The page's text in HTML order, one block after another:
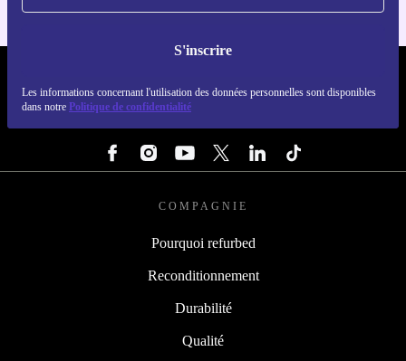
S'inscrire
Les informations concernant l'utilisation des données personnelles sont disponibles
dans notre Politique de confidentialité
COMPAGNIE
Pourquoi refurbed
Reconditionnement
Durabilité
Qualité